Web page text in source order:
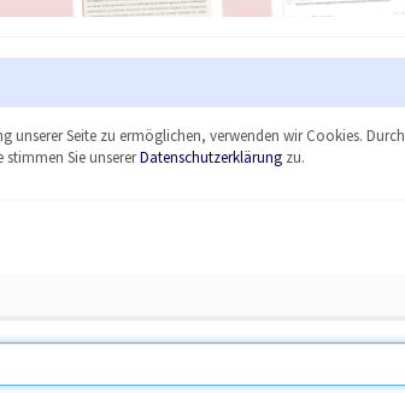
unserer Seite zu ermöglichen, verwenden wir Cookies. Durch
Sie unsererDatenschutzerklärungzu.